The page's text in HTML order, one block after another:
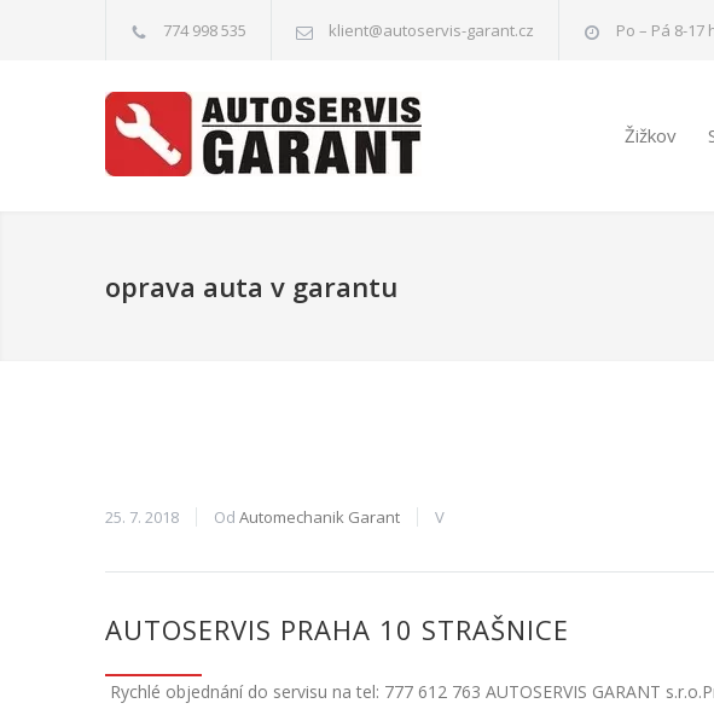
774 998 535 klient@autoservis-garant.cz Po – Pá 8-17
Žižkov
oprava auta v garantu
25. 7. 2018 Od Automechanik Garant V
AUTOSERVIS PRAHA 10 STRAŠNICE
Rychlé objednání do servisu na tel: 777 612 763 AUTOSERVIS GARANT